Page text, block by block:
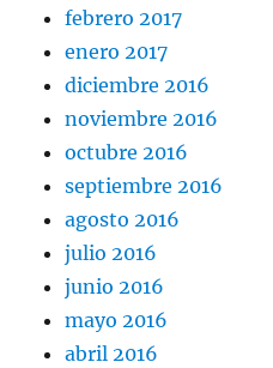
febrero 2017
enero 2017
diciembre 2016
noviembre 2016
octubre 2016
septiembre 2016
agosto 2016
julio 2016
junio 2016
mayo 2016
abril 2016